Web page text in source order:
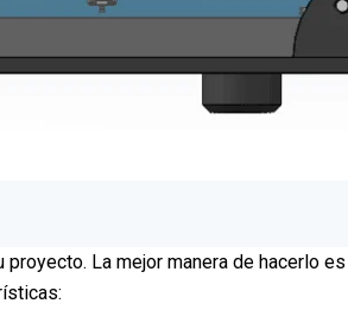
La mejor manera de hacerlo